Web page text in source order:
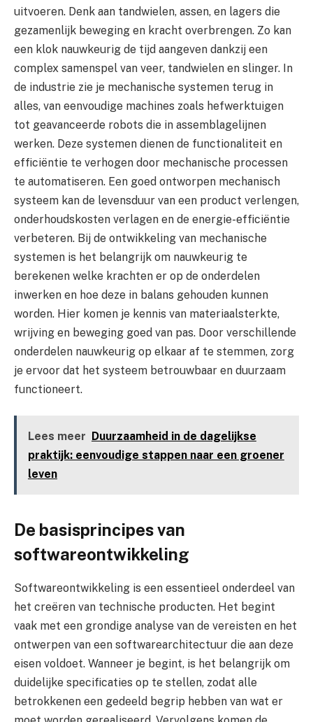
uitvoeren. Denk aan tandwielen, assen, en lagers die
gezamenlijk beweging en kracht overbrengen. Zo kan
een klok nauwkeurig de tijd aangeven dankzij een
complex samenspel van veer, tandwielen en slinger. In
de industrie zie je mechanische systemen terug in
alles, van eenvoudige machines zoals hefwerktuigen
tot geavanceerde robots die in assemblagelijnen
werken. Deze systemen dienen de functionaliteit en
efficiëntie te verhogen door mechanische processen
te automatiseren. Een goed ontworpen mechanisch
systeem kan de levensduur van een product verlengen,
onderhoudskosten verlagen en de energie-efficiëntie
verbeteren. Bij de ontwikkeling van mechanische
systemen is het belangrijk om nauwkeurig te
berekenen welke krachten er op de onderdelen
inwerken en hoe deze in balans gehouden kunnen
worden. Hier komen je kennis van materiaalsterkte,
wrijving en beweging goed van pas. Door verschillende
onderdelen nauwkeurig op elkaar af te stemmen, zorg
je ervoor dat het systeem betrouwbaar en duurzaam
functioneert.
Lees meer
Duurzaamheid in de dagelijkse
praktijk: eenvoudige stappen naar een groener
leven
De basisprincipes van
softwareontwikkeling
Softwareontwikkeling is een essentieel onderdeel van
het creëren van technische producten. Het begint
vaak met een grondige analyse van de vereisten en het
ontwerpen van een softwarearchitectuur die aan deze
eisen voldoet. Wanneer je begint, is het belangrijk om
duidelijke specificaties op te stellen, zodat alle
betrokkenen een gedeeld begrip hebben van wat er